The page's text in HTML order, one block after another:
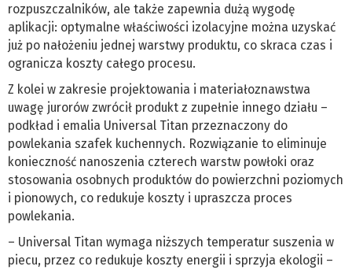
rozpuszczalników, ale także zapewnia dużą wygodę
aplikacji: optymalne właściwości izolacyjne można uzyskać
już po nałożeniu jednej warstwy produktu, co skraca czas i
ogranicza koszty całego procesu.
Z kolei w zakresie projektowania i materiałoznawstwa
uwagę jurorów zwrócił produkt z zupełnie innego działu –
podkład i emalia Universal Titan przeznaczony do
powlekania szafek kuchennych. Rozwiązanie to eliminuje
konieczność nanoszenia czterech warstw powłoki oraz
stosowania osobnych produktów do powierzchni poziomych
i pionowych, co redukuje koszty i upraszcza proces
powlekania.
– Universal Titan wymaga niższych temperatur suszenia w
piecu, przez co redukuje koszty energii i sprzyja ekologii –